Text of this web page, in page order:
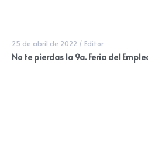
25 de abril de 2022 / Editor
No te pierdas la 9a. Feria del